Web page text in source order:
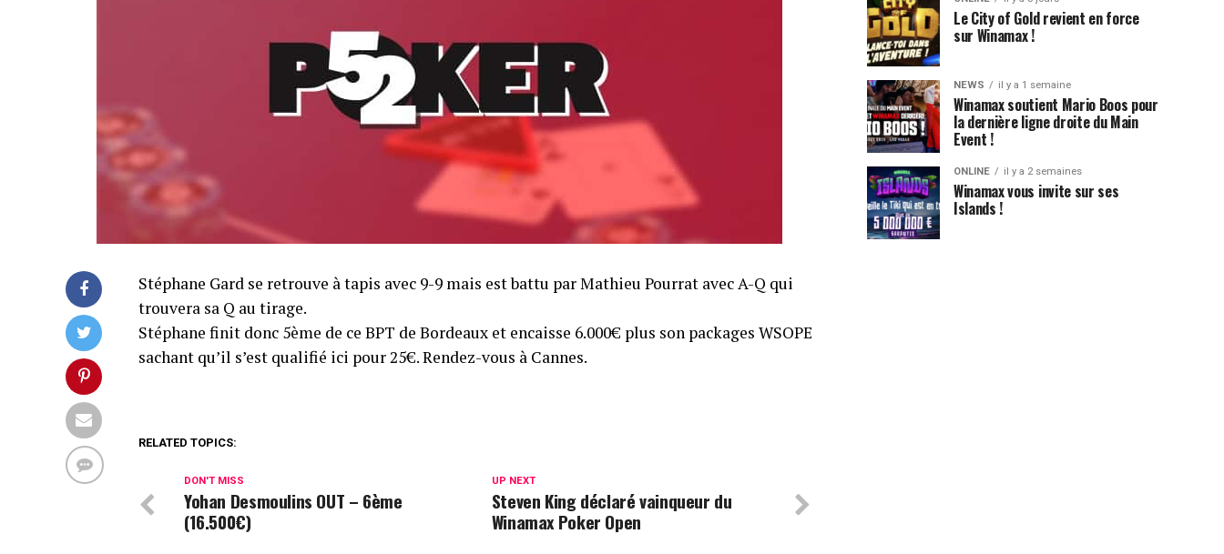
Stéphane Gard se retrouve à tapis avec 9-9 mais est battu par Mathieu Pourrat avec A-Q qui
trouvera sa Q au tirage.
Stéphane finit donc 5ème de ce BPT de Bordeaux et encaisse 6.000€ plus son packages WSOPE
sachant qu’il s’est qualifié ici pour 25€. Rendez-vous à Cannes.
RELATED TOPICS:
UP NEXT
Steven King déclaré vainqueur du
Winamax Poker Open
DON'T MISS
Yohan Desmoulins OUT – 6ème
(16.500€)
Le City of Gold revient en force
sur Winamax !
NEWS il y a 1 semaine
Winamax soutient Mario Boos pour
la dernière ligne droite du Main
Event !
ONLINE il y a 2 semaines
Winamax vous invite sur ses
Islands !